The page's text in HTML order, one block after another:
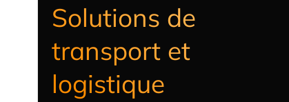
Solutions de
transport et
logistique